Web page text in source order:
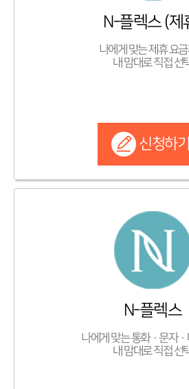
N-플렉스 (제
나에게 맞는 제휴 요
내 맘대로 직접 선
신청하기
N-플렉스
나에게 맞는 통화·문자·
내 맘대로 직접 선